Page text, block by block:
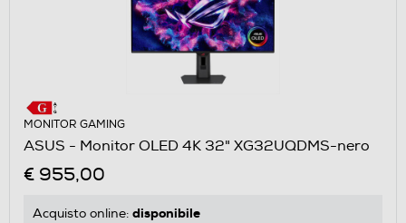
MONITOR GAMING
ASUS - Monitor OLED 4K 32" XG32UQDMS-nero
€ 955,00
Acquisto online: disponibile